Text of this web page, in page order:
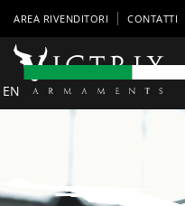
AREA RIVENDITORI CONTATTI
EN